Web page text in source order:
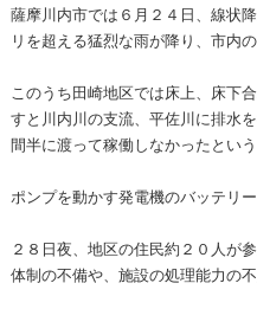
薩摩川内市では６月２４日、線状
リを超える猛烈な雨が降り、市内
このうち田崎地区では床上、床下
すと川内川の支流、平佐川に排水
間半に渡って稼働しなかったという
ポンプを動かす発電機のバッテリ
２８日夜、地区の住民約２０人が
体制の不備や、施設の処理能力の